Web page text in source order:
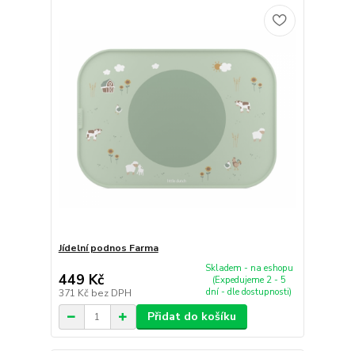
Jídelní podnos Farma
449 Kč
371 Kč bez DPH
Skladem - na eshopu
(Expedujeme 2 - 5
dní - dle dostupnosti)
Přidat do košíku